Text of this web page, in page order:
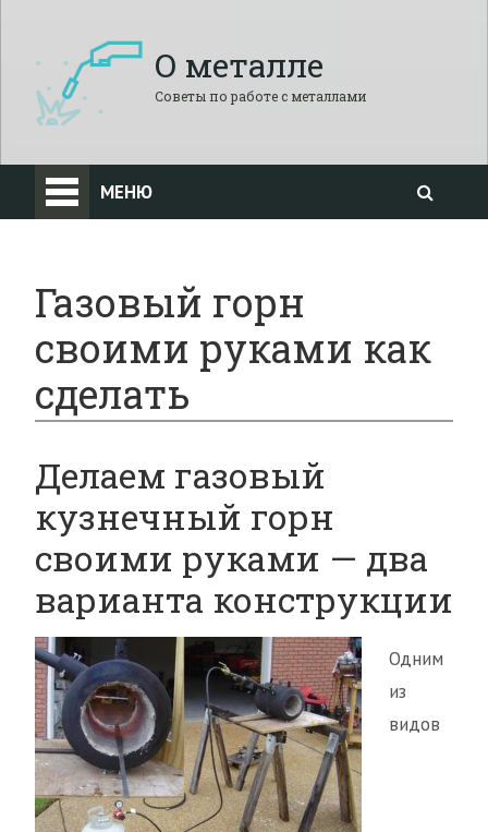
О металле
Советы по работе с металлами
МЕНЮ
Газовый горн
своими руками как
сделать
Делаем газовый
кузнечный горн
своими руками — два
варианта конструкции
Одним
из
видов